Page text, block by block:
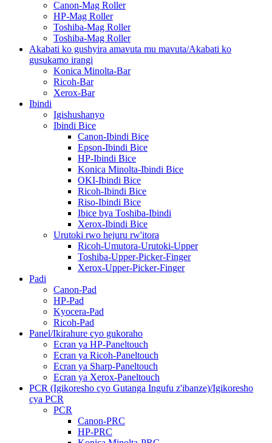
Canon-Mag Roller
HP-Mag Roller
Toshiba-Mag Roller
Toshiba-Mag Roller
Akabati ko gushyira amavuta mu mavuta/Akabati ko
gusukamo irangi
Konica Minolta-Bar
Ricoh-Bar
Xerox-Bar
Ibindi
Igishushanyo
Ibindi Bice
Canon-Ibindi Bice
Epson-Ibindi Bice
HP-Ibindi Bice
Konica Minolta-Ibindi Bice
OKI-Ibindi Bice
Ricoh-Ibindi Bice
Riso-Ibindi Bice
Ibice bya Toshiba-Ibindi
Xerox-Ibindi Bice
Urutoki rwo hejuru rw'itora
Ricoh-Umutora-Urutoki-Upper
Toshiba-Upper-Picker-Finger
Xerox-Upper-Picker-Finger
Padi
Canon-Pad
HP-Pad
Kyocera-Pad
Ricoh-Pad
Panel/Ikirahure cyo gukoraho
Ecran ya HP-Paneltouch
Ecran ya Ricoh-Paneltouch
Ecran ya Sharp-Paneltouch
Ecran ya Xerox-Paneltouch
PCR (Igikoresho cyo Gutanga Ingufu z'ibanze)/Igikoresho
cya PCR
PCR
Canon-PRC
HP-PRC